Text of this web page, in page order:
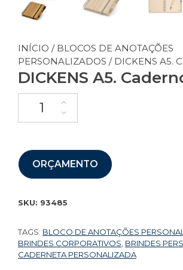
INÍCIO / BLOCOS DE ANOTAÇÕES
PERSONALIZADOS / DICKENS A5.
DICKENS A5.
ORÇAMENTO
SKU: 93485
TAGS: BLOCO DE ANOTAÇÕES
BRINDES CORPORATIVOS BRINDES
CADERNETA PERSONALIZADA